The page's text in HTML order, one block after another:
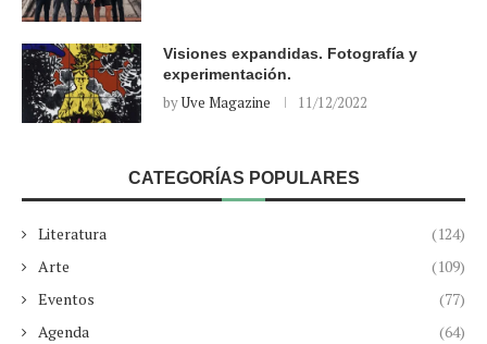
Visiones expandidas. Fotografía y
experimentación.
byUve Magazine 11/12/2022
CATEGORÍAS POPULARES
Literatura
(124)
Arte
(109)
Eventos
(77)
Agenda
(64)